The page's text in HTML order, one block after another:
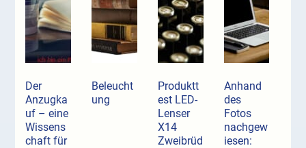
Der
Anzugka
uf ­– eine
Wissens
chaft für
Beleucht
ung
Produktt
est LED-
Lenser
X14
Zweibrüd
Anhand
des
Fotos
nachgew
iesen: